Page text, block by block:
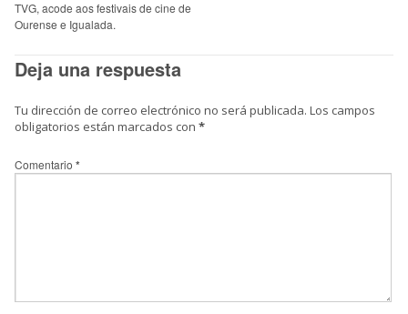
TVG, acode aos festivais de cine de
Ourense e Igualada.
Deja una respuesta
Tu dirección de correo electrónico no será publicada. Los campos
obligatorios están marcados con *
Comentario *